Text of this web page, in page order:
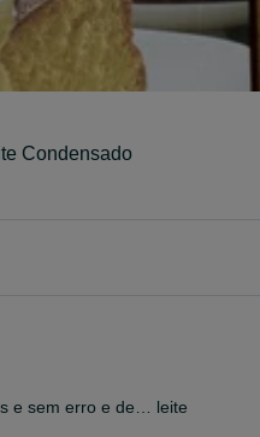
Condensado
e sem erro e de… leite